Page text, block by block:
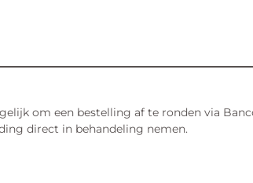
om een bestelling af te ronden via
direct in behandeling nemen.